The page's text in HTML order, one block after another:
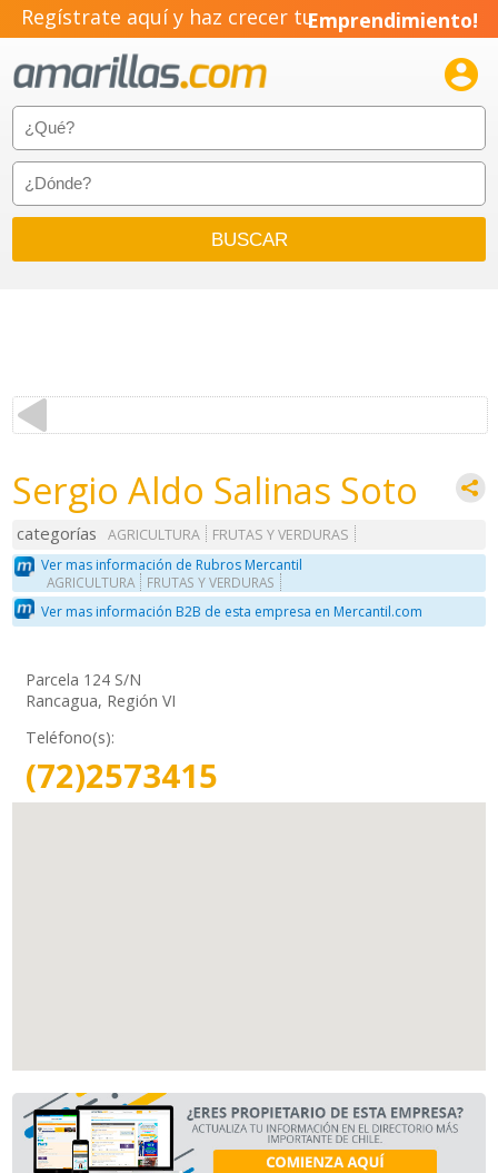
Regístrate aquí y haz crecer tuEmprendimiento!

Sergio Aldo Salinas Soto
categorías AGRICULTURA
FRUTAS Y VERDURAS
Ver mas información de Rubros Mercantil
AGRICULTURA FRUTAS Y VERDURAS
Ver mas información B2B de esta empresa en Mercantil.com
Parcela 124 S/N
Rancagua, Región VI
Teléfono(s):
(72)2573415